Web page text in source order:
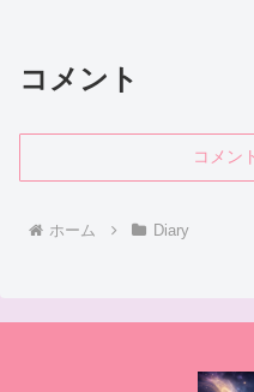
コメント
コメン
ホーム Diary